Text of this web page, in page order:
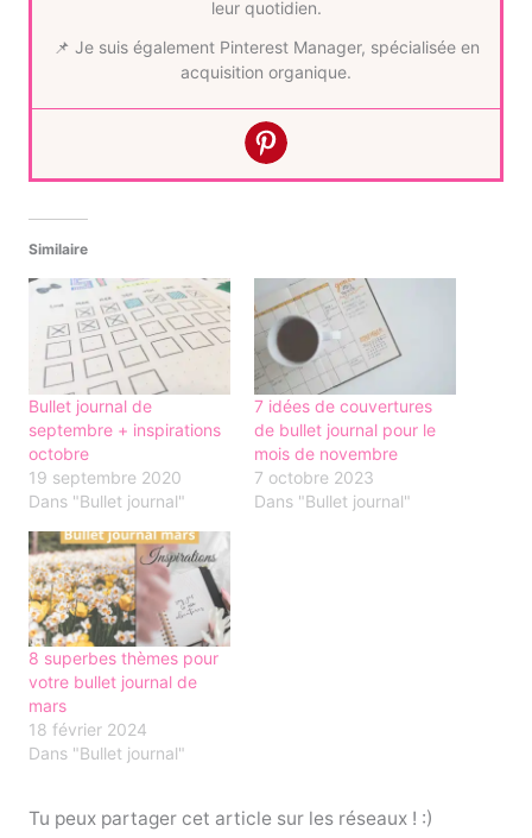
leur quotidien.
📌 Je suis également Pinterest Manager, spécialisée en
acquisition organique.
Similaire
Bullet journal de
septembre + inspirations
octobre
19 septembre 2020
Dans "Bullet journal"
7 idées de couvertures
de bullet journal pour le
mois de novembre
7 octobre 2023
Dans "Bullet journal"
8 superbes thèmes pour
votre bullet journal de
mars
18 février 2024
Dans "Bullet journal"
Tu peux partager cet article sur les réseaux ! :)